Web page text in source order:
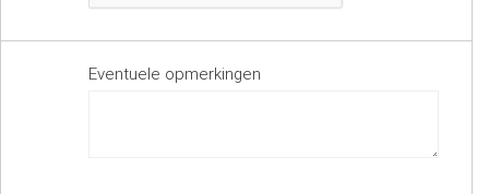
Eventuele opmerkingen